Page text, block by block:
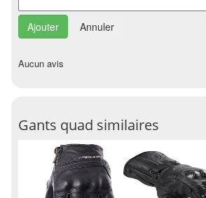
Annuler
Aucun avis
Gants quad similaires